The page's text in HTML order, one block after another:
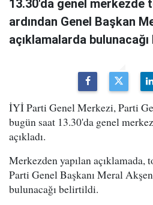
13.30'da genel merkezde
ardından Genel Başkan
açıklamalarda
İYİ Parti Genel Merkezi, Parti
bugün saat 13.30'da genel
açıkladı.
Merkezden yapılan açıklamada,
Parti Genel Başkanı Meral
bulunacağı belirtildi.